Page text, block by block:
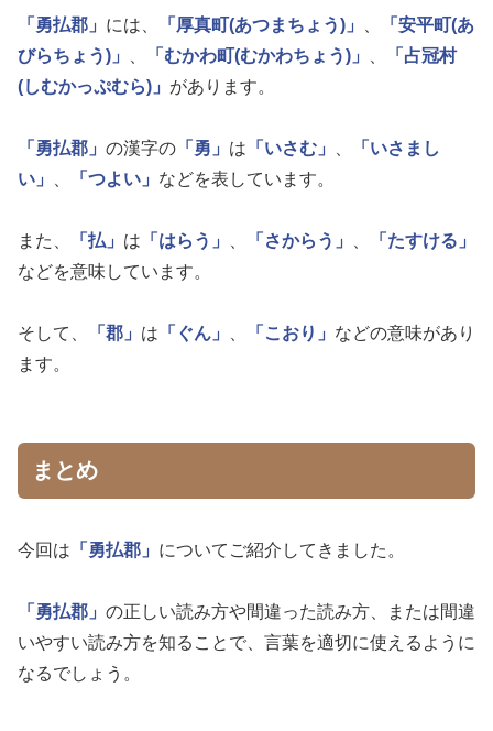
「勇払郡」 には、 「厚真町(あつまちょう)」 、
「安平町(あ
びらちょう)」
、 「むかわ町(むかわちょう)」 、
「占冠村
(しむかっぷむら)」 があります。
「勇払郡」 の漢字の 「勇」 は 「いさむ」 、
「いさまし
い」
、 「つよい」 などを表しています。
また、 「払」 は 「はらう」 、 「さからう」 、
「たすける」
などを意味しています。
そして、 「郡」 は 「ぐん」 、 「こおり」 などの意味があり
ます。
まとめ
今回は 「勇払郡」 についてご紹介してきました。
「勇払郡」 の正しい読み方や間違った読み方、または間違
いやすい読み方を知ることで、言葉を適切に使えるように
なるでしょう。